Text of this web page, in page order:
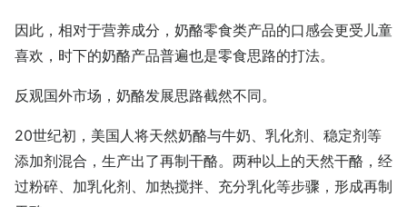
因此，相对于营养成分，奶酪零食类产品的口感会更受儿童
喜欢，时下的奶酪产品普遍也是零食思路的打法。
反观国外市场，奶酪发展思路截然不同。
20世纪初，美国人将天然奶酪与牛奶、乳化剂、稳定剂等
添加剂混合，生产出了再制干酪。两种以上的天然干酪，经
过粉碎、加乳化剂、加热搅拌、充分乳化等步骤，形成再制